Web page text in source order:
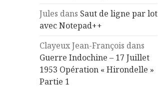
Jules dans Saut de ligne par lot
avec Notepad++
Clayeux Jean-François dans
Guerre Indochine – 17 Juillet
1953 Opération « Hirondelle »
Partie 1